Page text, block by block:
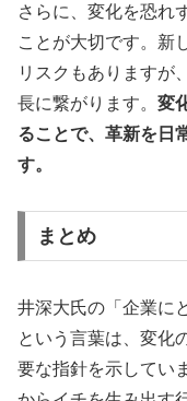
さらに、変化を恐れ
ことが大切です。新
リスクもありますが
長に繋がります。 変
ることで、革新を日
す。
まとめ
井深大氏の「企業に
という言葉は、変化
要な指針を示してい